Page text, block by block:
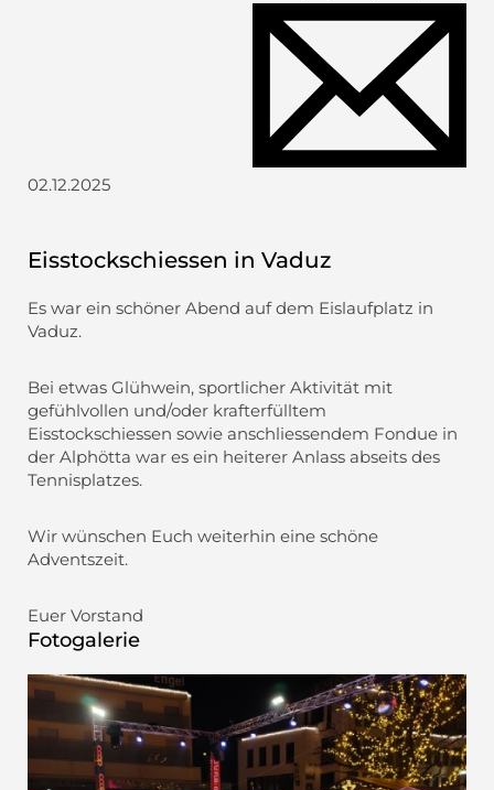
02.12.2025
Eisstockschiessen in Vaduz
Es war ein schöner Abend auf dem Eislaufplatz in
Vaduz.
Bei etwas Glühwein, sportlicher Aktivität mit
gefühlvollen und/oder krafterfülltem
Eisstockschiessen sowie anschliessendem Fondue in
der Alphötta war es ein heiterer Anlass abseits des
Tennisplatzes.
Wir wünschen Euch weiterhin eine schöne
Adventszeit.
Euer Vorstand
Fotogalerie